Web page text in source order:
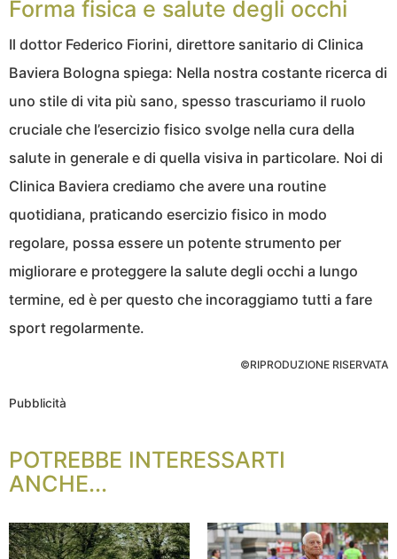
Forma fisica e salute degli occhi
Il dottor Federico Fiorini, direttore sanitario di Clinica
Baviera Bologna spiega: Nella nostra costante ricerca di
uno stile di vita più sano, spesso trascuriamo il ruolo
cruciale che l’esercizio fisico svolge nella cura della
salute in generale e di quella visiva in particolare. Noi di
Clinica Baviera crediamo che avere una routine
quotidiana, praticando esercizio fisico in modo
regolare, possa essere un potente strumento per
migliorare e proteggere la salute degli occhi a lungo
termine, ed è per questo che incoraggiamo tutti a fare
sport regolarmente.
©RIPRODUZIONE RISERVATA
Pubblicità
POTREBBE INTERESSARTI
ANCHE...